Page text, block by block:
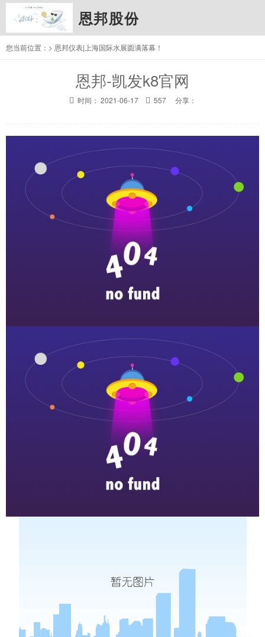
恩邦股份
您当前位置： > 恩邦仪表|上海国际水展圆满落幕！
恩邦-凯发k8官网
时间： 2021-06-17 557 分享：